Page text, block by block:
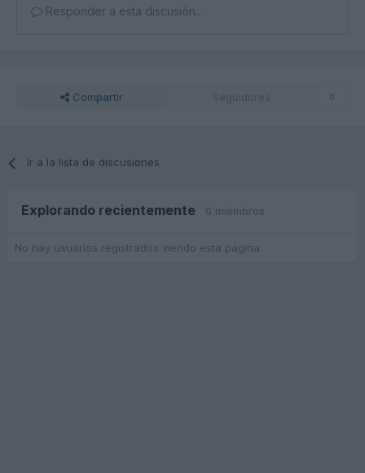
Responder a esta discusión...
Compartir Seguidores 0
Ir a la lista de discusiones
Explorando recientemente 0 miembros
No hay usuarios registrados viendo esta página.